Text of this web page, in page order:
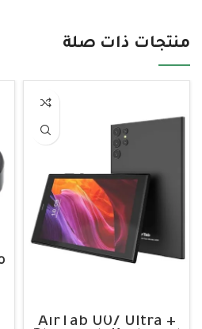
منتجات ذات صلة
AirTab U07 Ultra +